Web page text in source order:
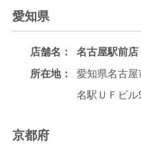
愛知県
店舗名：
名古屋駅前店
所在地：
愛知県名古
名駅ＵＦビル
京都府